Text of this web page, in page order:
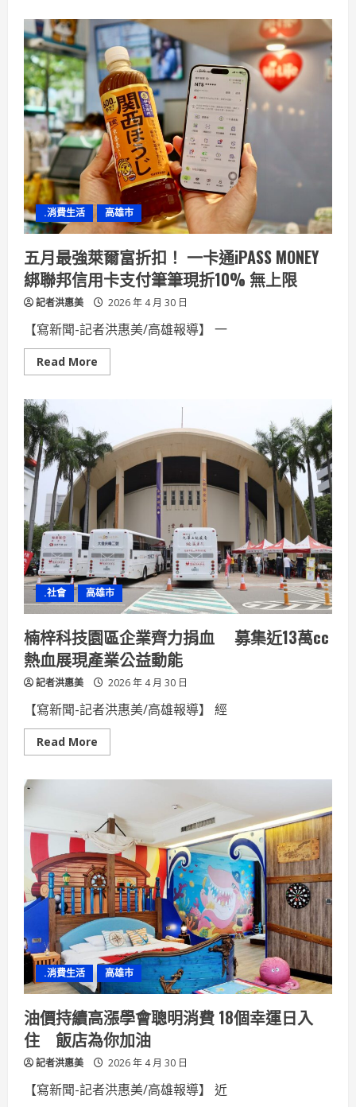
親
節
不
快
樂
的
女
性
年
捐
血
績
優
表
揚
大
會
感
謝
捐
血
人
及
捐
血
團
體
.消費生活 高雄市
五月最強萊爾富折扣！ 一卡通iPASS MONEY
綁聯邦信用卡支付筆筆現折10% 無上限
記者洪惠美 2026 年 4 月 30 日
【寫新聞-記者洪惠美/高雄報導】 一
Read More
more
強
萊
爾
富
折
扣！
一
卡
通
iPASS
MONEY
綁
聯
邦
信
用
卡
支
付
筆
筆
現
折
10%
上
限
.社會 高雄市
楠梓科技園區企業齊力捐血 募集近13萬cc
熱血展現產業公益動能
記者洪惠美 2026 年 4 月 30 日
【寫新聞-記者洪惠美/高雄報導】 經
Read More
more
園
區
企
業
齊
力
捐
血
募
集
近
13
萬
cc
熱
血
展
現
產
業
公
益
動
.消費生活 高雄市
油價持續高漲學會聰明消費 18個幸運日入
住 飯店為你加油
記者洪惠美 2026 年 4 月 30 日
【寫新聞-記者洪惠美/高雄報導】 近